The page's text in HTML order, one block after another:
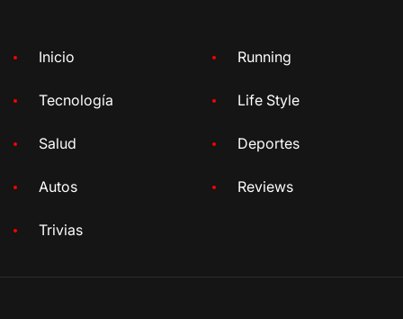
Inicio Running
Tecnología Life Style
Salud Deportes
Autos Reviews
Trivias